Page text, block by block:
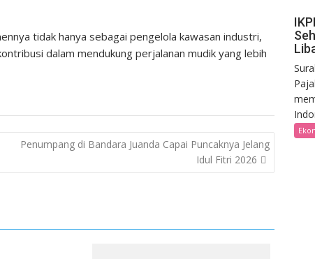
tidak hanya sebagai pengelola kawasan industri,
dalam mendukung perjalanan mudik yang lebih
Penumpang di Bandara Juanda Capai Puncaknya Jelang
Idul Fitri 2026